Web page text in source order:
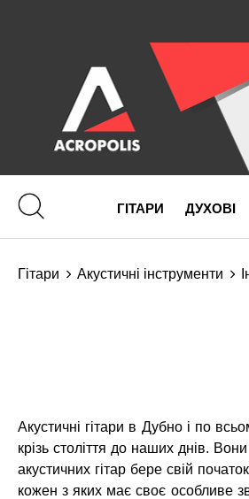
ГІТАРИ ДУХОВІ
Гітари Акустичні інструменти
Акустичні гітари в Дубно і по
крізь століття до наших днів.
акустичних гітар бере свій
кожен з яких має своє особливе